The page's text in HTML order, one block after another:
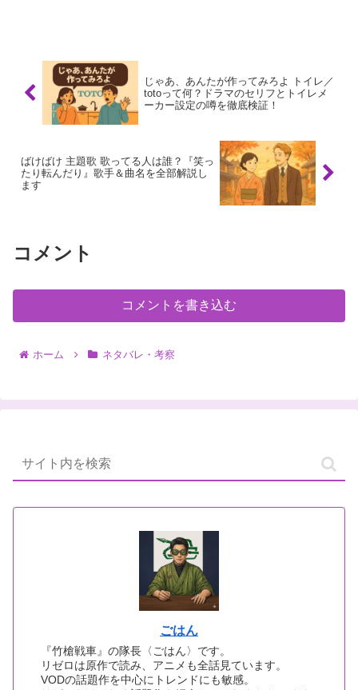
じゃあ、あんたが作ってみろよ トイレ／
totoって何？ドラマのセリフとトイレメ
ーカー設定の噂を徹底検証！
ばけばけ 主題歌 歌ってる人は誰？『笑っ
たり転んだり』歌手＆曲名を全部解説し
ます
コメント
コメントを書き込む
ホーム ネタバレ・考察
ごはん
『竹槍戦車』の隊長〈ごはん〉です。
リゼロは原作で読み、アニメも全話見ています。
VODの話題作を中心にトレンドにも敏感。